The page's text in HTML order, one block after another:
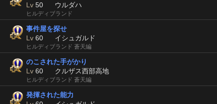
Lv 50 ウルダハ
ヒルディブランド
事件屋を探せ
Lv 60 イシュガルド
ヒルディブランド 蒼天編
のこされた手がかり
Lv 60 クルザス西部高地
ヒルディブランド 蒼天編
発揮された能力